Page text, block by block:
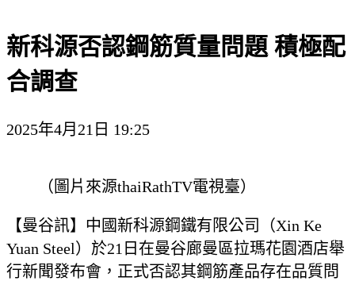
新科源否認鋼筋質量問題 積極配
合調查
2025年4月21日 19:25
（圖片來源thaiRathTV電視臺）
【曼谷訊】中國新科源鋼鐵有限公司（Xin Ke
Yuan Steel）於21日在曼谷廊曼區拉瑪花園酒店舉
行新聞發布會，正式否認其鋼筋產品存在品質問